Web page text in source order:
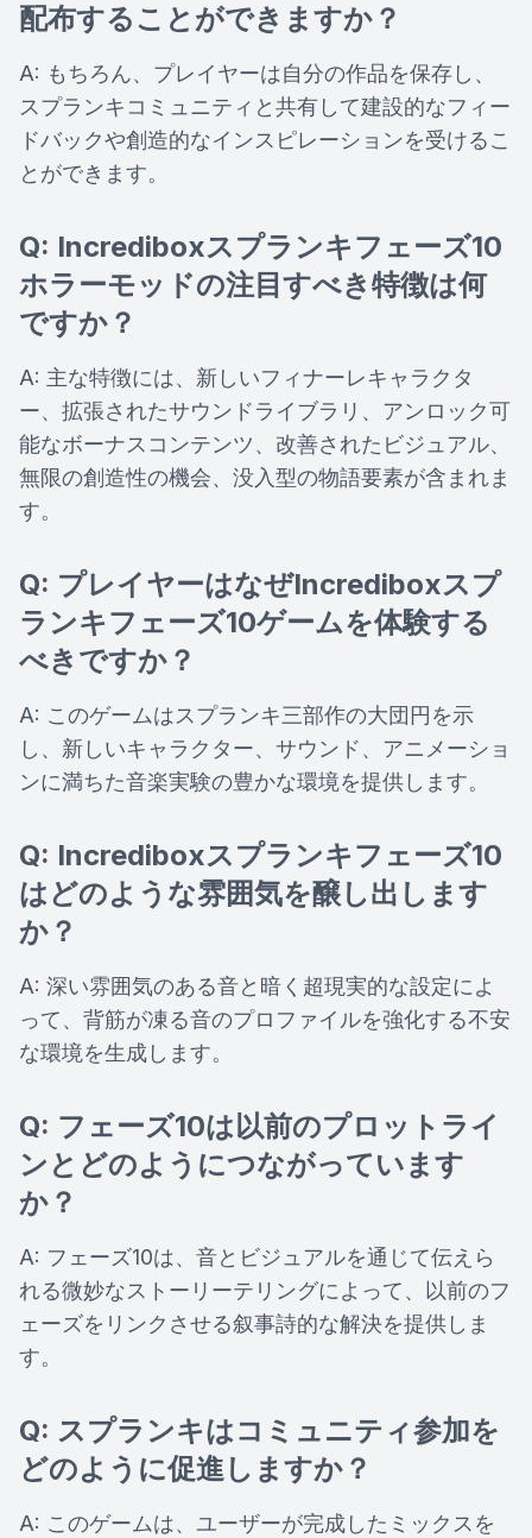
配布することができますか？
A: もちろん、プレイヤーは自分の作品を保存し、
スプランキコミュニティと共有して建設的なフィー
ドバックや創造的なインスピレーションを受けるこ
とができます。
Q: Incrediboxスプランキフェーズ10
ホラーモッドの注目すべき特徴は何
ですか？
A: 主な特徴には、新しいフィナーレキャラクタ
ー、拡張されたサウンドライブラリ、アンロック可
能なボーナスコンテンツ、改善されたビジュアル、
無限の創造性の機会、没入型の物語要素が含まれま
す。
Q: プレイヤーはなぜIncrediboxスプ
ランキフェーズ10ゲームを体験する
べきですか？
A: このゲームはスプランキ三部作の大団円を示
し、新しいキャラクター、サウンド、アニメーショ
ンに満ちた音楽実験の豊かな環境を提供します。
Q: Incrediboxスプランキフェーズ10
はどのような雰囲気を醸し出します
か？
A: 深い雰囲気のある音と暗く超現実的な設定によ
って、背筋が凍る音のプロファイルを強化する不安
な環境を生成します。
Q: フェーズ10は以前のプロットライ
ンとどのようにつながっています
か？
A: フェーズ10は、音とビジュアルを通じて伝えら
れる微妙なストーリーテリングによって、以前のフ
ェーズをリンクさせる叙事詩的な解決を提供しま
す。
Q: スプランキはコミュニティ参加を
どのように促進しますか？
A: このゲームは、ユーザーが完成したミックスを